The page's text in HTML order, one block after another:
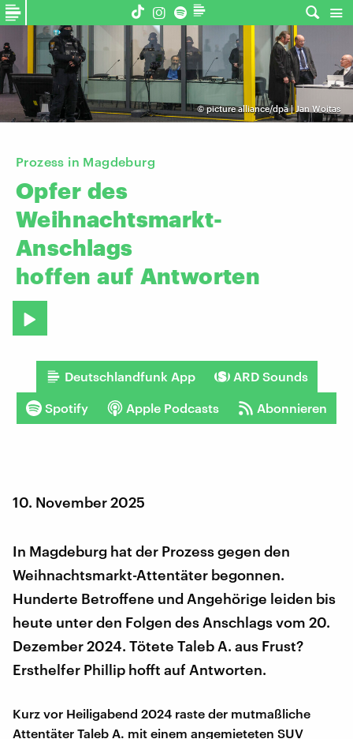
©picture alliance/dpa | Jan Woitas
Prozess in Magdeburg
Opfer des
Weihnachtsmarkt-
Anschlags
hoffen auf Antworten
Deutschlandfunk App ARD Sounds
Spotify Apple Podcasts Abonnieren
10. November 2025
In Magdeburg hat der Prozess gegen den
Weihnachtsmarkt-Attentäter begonnen.
Hunderte Betroffene und Angehörige leiden bis
heute unter den Folgen des Anschlags vom 20.
Dezember 2024. Tötete Taleb A. aus Frust?
Ersthelfer Phillip hofft auf Antworten.
Kurz vor Heiligabend 2024 raste der mutmaßliche
Attentäter Taleb A. mit einem angemieteten SUV